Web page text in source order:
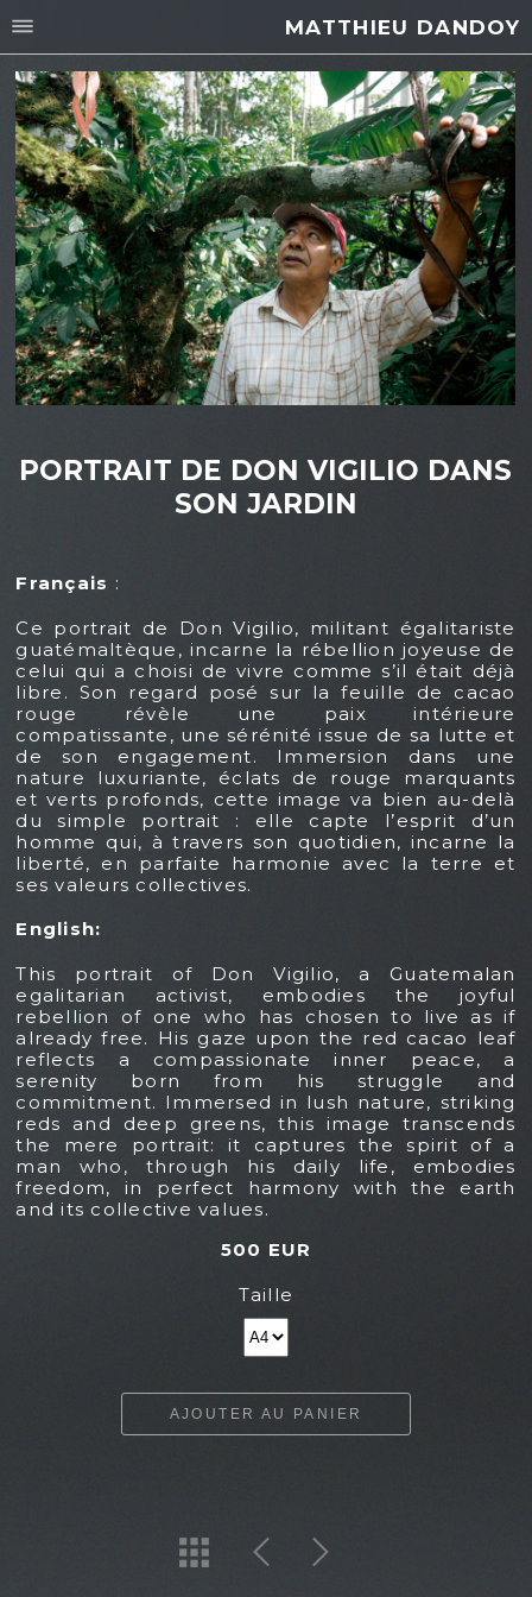
MATTHIEU DANDOY
PORTRAIT DE DON VIGILIO DANS
SON JARDIN
Français :
Ce portrait de Don Vigilio, militant égalitariste
guatémaltèque, incarne la rébellion joyeuse de
celui qui a choisi de vivre comme s’il était déjà
libre. Son regard posé sur la feuille de cacao
rouge révèle une paix intérieure
compatissante, une sérénité issue de sa lutte et
de son engagement. Immersion dans une
nature luxuriante, éclats de rouge marquants
et verts profonds, cette image va bien au-delà
du simple portrait : elle capte l’esprit d’un
homme qui, à travers son quotidien, incarne la
liberté, en parfaite harmonie avec la terre et
ses valeurs collectives.
English:
This portrait of Don Vigilio, a Guatemalan
egalitarian activist, embodies the joyful
rebellion of one who has chosen to live as if
already free. His gaze upon the red cacao leaf
reflects a compassionate inner peace, a
serenity born from his struggle and
commitment. Immersed in lush nature, striking
reds and deep greens, this image transcends
the mere portrait: it captures the spirit of a
man who, through his daily life, embodies
freedom, in perfect harmony with the earth
and its collective values.
500 EUR
Taille
AJOUTER AU PANIER